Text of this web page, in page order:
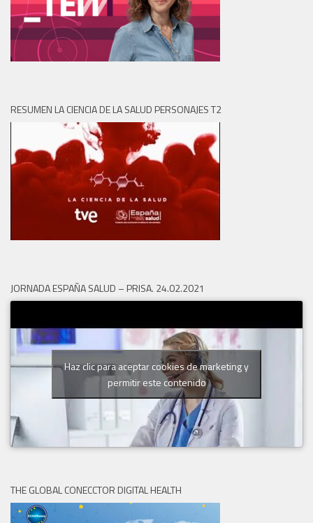
RESUMEN LA CIENCIA DE LA SALUD PERSONAJES T2
JORNADA ESPAÑA SALUD – PRISA. 24.02.2021
Haz clic para aceptar cookies de marketing y
permitir este contenido
THE GLOBAL CONECCTOR DIGITAL HEALTH